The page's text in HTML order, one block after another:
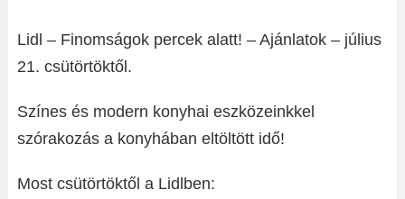
Lidl – Finomságok percek alatt! – Ajánlatok – július
21. csütörtöktől.
Színes és modern konyhai eszközeinkkel
szórakozás a konyhában eltöltött idő!
Most csütörtöktől a Lidlben: